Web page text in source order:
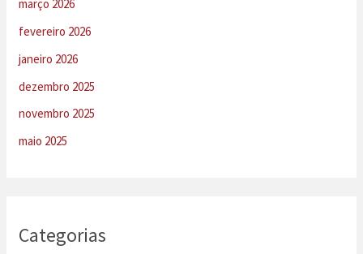
março 2026
fevereiro 2026
janeiro 2026
dezembro 2025
novembro 2025
maio 2025
Categorias